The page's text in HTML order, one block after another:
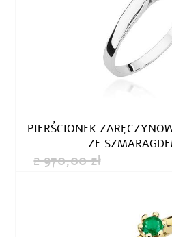
PIERŚCIONEK
ZE
2 970,00 zł